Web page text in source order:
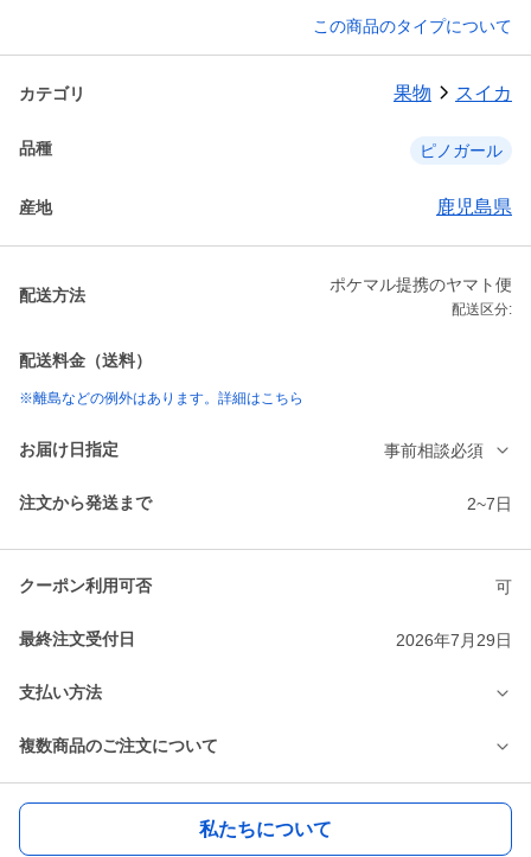
この商品のタイプについて
カテゴリ 果物 スイカ
品種 ピノガール
産地 鹿児島県
配送方法
ポケマル提携のヤマト便
配送区分:
配送料金（送料）
※離島などの例外はあります。詳細はこちら
お届け日指定 事前相談必須
注文から発送まで 2~7日
クーポン利用可否 可
最終注文受付日 2026年7月29日
支払い方法
複数商品のご注文について
私たちについて